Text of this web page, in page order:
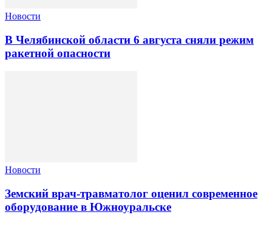
Новости
В Челябинской области 6 августа сняли режим
ракетной опасности
Новости
Земский врач-травматолог оценил современное
оборудование в Южноуральске